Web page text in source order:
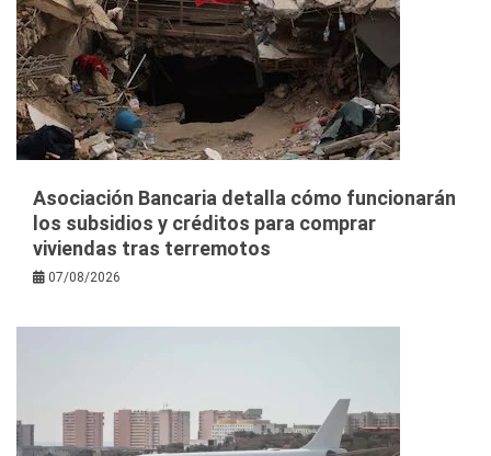
Asociación Bancaria detalla cómo funcionarán
los subsidios y créditos para comprar
viviendas tras terremotos
07/08/2026